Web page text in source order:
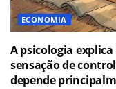
ECONOMIA
A psicologia
sensação de
depende